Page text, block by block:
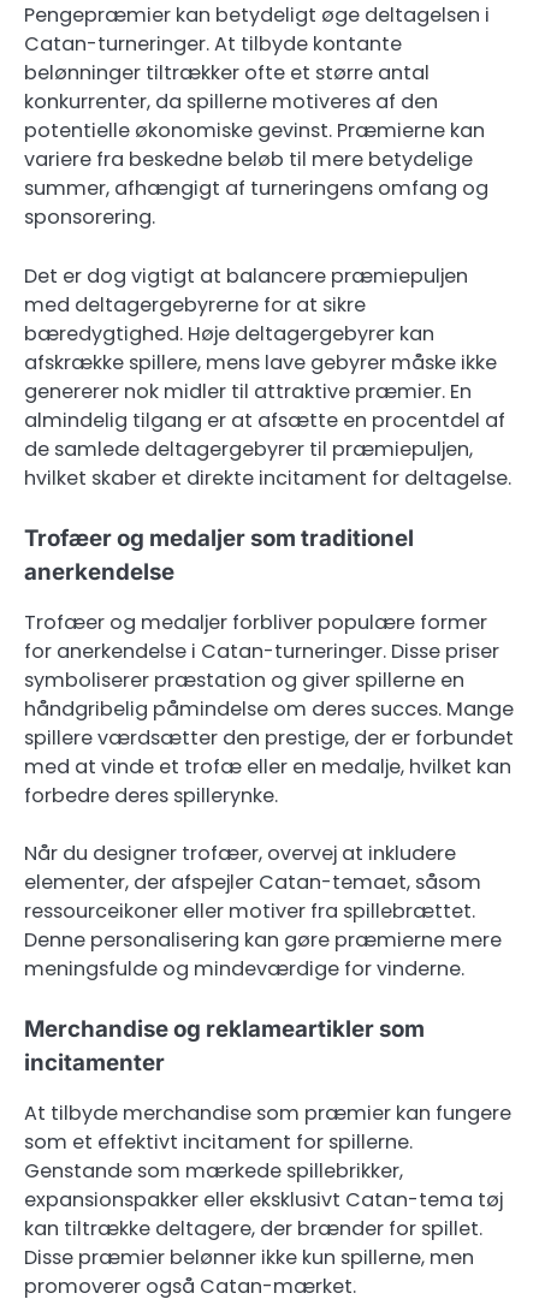
Pengepræmier kan betydeligt øge deltagelsen i
Catan-turneringer. At tilbyde kontante
belønninger tiltrækker ofte et større antal
konkurrenter, da spillerne motiveres af den
potentielle økonomiske gevinst. Præmierne kan
variere fra beskedne beløb til mere betydelige
summer, afhængigt af turneringens omfang og
sponsorering.
Det er dog vigtigt at balancere præmiepuljen
med deltagergebyrerne for at sikre
bæredygtighed. Høje deltagergebyrer kan
afskrække spillere, mens lave gebyrer måske ikke
genererer nok midler til attraktive præmier. En
almindelig tilgang er at afsætte en procentdel af
de samlede deltagergebyrer til præmiepuljen,
hvilket skaber et direkte incitament for deltagelse.
Trofæer og medaljer som traditionel
anerkendelse
Trofæer og medaljer forbliver populære former
for anerkendelse i Catan-turneringer. Disse priser
symboliserer præstation og giver spillerne en
håndgribelig påmindelse om deres succes. Mange
spillere værdsætter den prestige, der er forbundet
med at vinde et trofæ eller en medalje, hvilket kan
forbedre deres spillerynke.
Når du designer trofæer, overvej at inkludere
elementer, der afspejler Catan-temaet, såsom
ressourceikoner eller motiver fra spillebrættet.
Denne personalisering kan gøre præmierne mere
meningsfulde og mindeværdige for vinderne.
Merchandise og reklameartikler som
incitamenter
At tilbyde merchandise som præmier kan fungere
som et effektivt incitament for spillerne.
Genstande som mærkede spillebrikker,
expansionspakker eller eksklusivt Catan-tema tøj
kan tiltrække deltagere, der brænder for spillet.
Disse præmier belønner ikke kun spillerne, men
promoverer også Catan-mærket.